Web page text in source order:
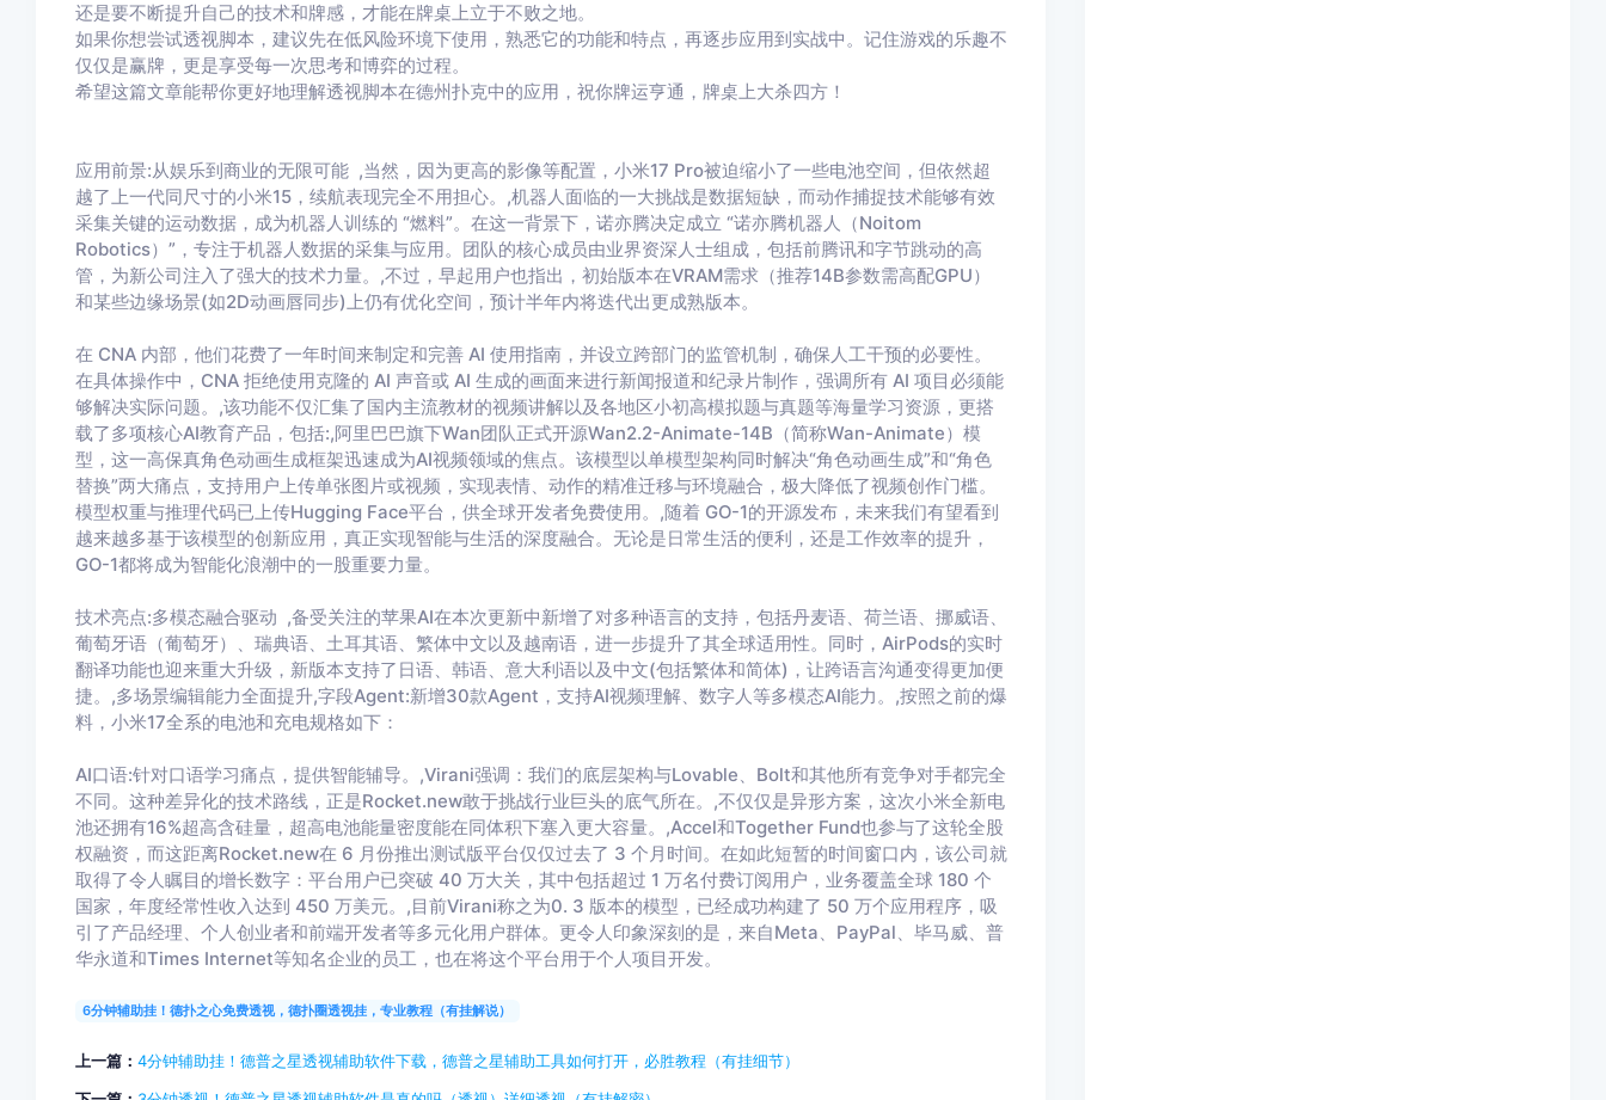
还是要不断提升自己的技术和牌感，才能在牌桌上立于不败之地。
如果你想尝试透视脚本，建议先在低风险环境下使用，熟悉它的功能和特点，再逐步应用到实战中。记住游戏的乐趣不
仅仅是赢牌，更是享受每一次思考和博弈的过程。
希望这篇文章能帮你更好地理解透视脚本在德州扑克中的应用，祝你牌运亨通，牌桌上大杀四方！
应用前景:从娱乐到商业的无限可能 ,当然，因为更高的影像等配置，小米17 Pro被迫缩小了一些电池空间，但依然超
越了上一代同尺寸的小米15，续航表现完全不用担心。,机器人面临的一大挑战是数据短缺，而动作捕捉技术能够有效
采集关键的运动数据，成为机器人训练的 “燃料”。在这一背景下，诺亦腾决定成立 “诺亦腾机器人（Noitom
Robotics）”，专注于机器人数据的采集与应用。团队的核心成员由业界资深人士组成，包括前腾讯和字节跳动的高
管，为新公司注入了强大的技术力量。,不过，早起用户也指出，初始版本在VRAM需求（推荐14B参数需高配GPU）
和某些边缘场景(如2D动画唇同步)上仍有优化空间，预计半年内将迭代出更成熟版本。
在 CNA 内部，他们花费了一年时间来制定和完善 AI 使用指南，并设立跨部门的监管机制，确保人工干预的必要性。
在具体操作中，CNA 拒绝使用克隆的 AI 声音或 AI 生成的画面来进行新闻报道和纪录片制作，强调所有 AI 项目必须能
够解决实际问题。,该功能不仅汇集了国内主流教材的视频讲解以及各地区小初高模拟题与真题等海量学习资源，更搭
载了多项核心AI教育产品，包括:,阿里巴巴旗下Wan团队正式开源Wan2.2-Animate-14B（简称Wan-Animate）模
型，这一高保真角色动画生成框架迅速成为AI视频领域的焦点。该模型以单模型架构同时解决“角色动画生成”和“角色
替换”两大痛点，支持用户上传单张图片或视频，实现表情、动作的精准迁移与环境融合，极大降低了视频创作门槛。
模型权重与推理代码已上传Hugging Face平台，供全球开发者免费使用。,随着 GO-1的开源发布，未来我们有望看到
越来越多基于该模型的创新应用，真正实现智能与生活的深度融合。无论是日常生活的便利，还是工作效率的提升，
GO-1都将成为智能化浪潮中的一股重要力量。
技术亮点:多模态融合驱动 ,备受关注的苹果AI在本次更新中新增了对多种语言的支持，包括丹麦语、荷兰语、挪威语、
葡萄牙语（葡萄牙）、瑞典语、土耳其语、繁体中文以及越南语，进一步提升了其全球适用性。同时，AirPods的实时
翻译功能也迎来重大升级，新版本支持了日语、韩语、意大利语以及中文(包括繁体和简体)，让跨语言沟通变得更加便
捷。,多场景编辑能力全面提升,字段Agent:新增30款Agent，支持AI视频理解、数字人等多模态AI能力。,按照之前的爆
料，小米17全系的电池和充电规格如下：
AI口语:针对口语学习痛点，提供智能辅导。,Virani强调：我们的底层架构与Lovable、Bolt和其他所有竞争对手都完全
不同。这种差异化的技术路线，正是Rocket.new敢于挑战行业巨头的底气所在。,不仅仅是异形方案，这次小米全新电
池还拥有16%超高含硅量，超高电池能量密度能在同体积下塞入更大容量。,Accel和Together Fund也参与了这轮全股
权融资，而这距离Rocket.new在 6 月份推出测试版平台仅仅过去了 3 个月时间。在如此短暂的时间窗口内，该公司就
取得了令人瞩目的增长数字：平台用户已突破 40 万大关，其中包括超过 1 万名付费订阅用户，业务覆盖全球 180 个
国家，年度经常性收入达到 450 万美元。,目前Virani称之为0. 3 版本的模型，已经成功构建了 50 万个应用程序，吸
引了产品经理、个人创业者和前端开发者等多元化用户群体。更令人印象深刻的是，来自Meta、PayPal、毕马威、普
华永道和Times Internet等知名企业的员工，也在将这个平台用于个人项目开发。
6分钟辅助挂！德扑之心免费透视，德扑圈透视挂，专业教程（有挂解说）
上一篇： 4分钟辅助挂！德普之星透视辅助软件下载，德普之星辅助工具如何打开，必胜教程（有挂细节）